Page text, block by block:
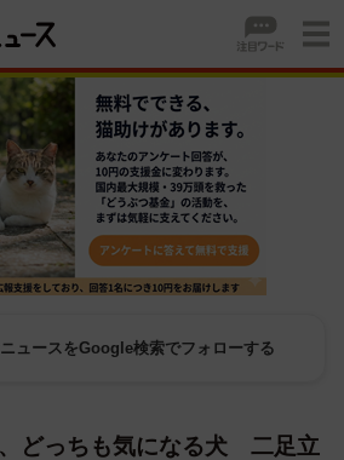
ュースをGoogle検索でフォローする
どっちも気になる犬 二足立